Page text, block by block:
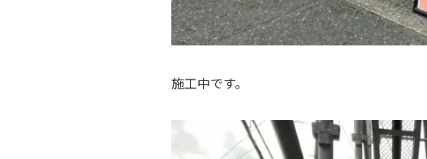
施工中です。